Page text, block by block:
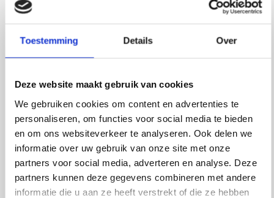
Toestemming Details Over
Deze website maakt gebruik van cookies
We gebruiken cookies om content en advertenties te
personaliseren, om functies voor social media te bieden
en om ons websiteverkeer te analyseren. Ook delen we
informatie over uw gebruik van onze site met onze
partners voor social media, adverteren en analyse. Deze
partners kunnen deze gegevens combineren met andere
informatie die u aan ze heeft verstrekt of die ze hebben
Deze koeltassen zijn in samenwerking met Club
elk verkochte koeltas wordt er een donatie gedaan
aan het Stop the Trash project. Dit project zorgt
ervoor dat er plastic Barriers worden geplaatst in
single use plastics uit de rivier worden gefilterd
voordat deze de oceaan bereiken. Daarnaast wordt
de lokale bevolking voorzien van werkgelegenheid.
Met een Retulp Mission Edition koeltas heb je dus
iets voor jezelf, voor een ander en voor de planeet.